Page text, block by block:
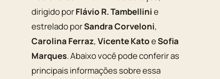
dirigido porFlávio R. Tambellinie
estrelado porSandra Corveloni,
Carolina Ferraz, Vicente KatoeSofia
Marques. Abaixo você pode conferir as
principais informações sobre essa